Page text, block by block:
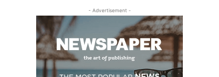
- Advertisement -